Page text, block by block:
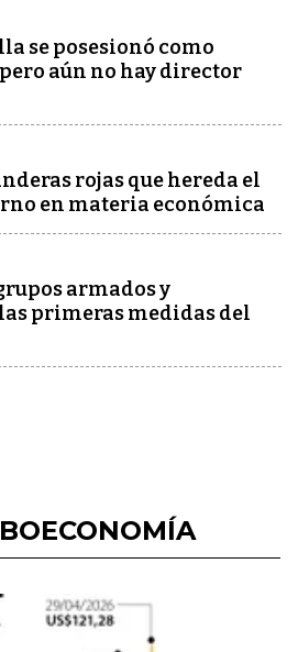
se posesionó como
aún no hay director
rojas que hereda el
en materia económica
armados y
primeras medidas del